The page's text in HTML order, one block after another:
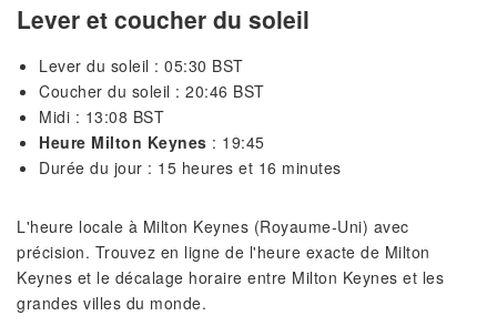
Lever et coucher du soleil
Lever du soleil : 05:30 BST
Coucher du soleil : 20:46 BST
Midi : 13:08 BST
Heure Milton Keynes : 19:45
Durée du jour : 15 heures et 16 minutes
L'heure locale à Milton Keynes (Royaume-Uni) avec
précision. Trouvez en ligne de l'heure exacte de Milton
Keynes et le décalage horaire entre Milton Keynes et les
grandes villes du monde.